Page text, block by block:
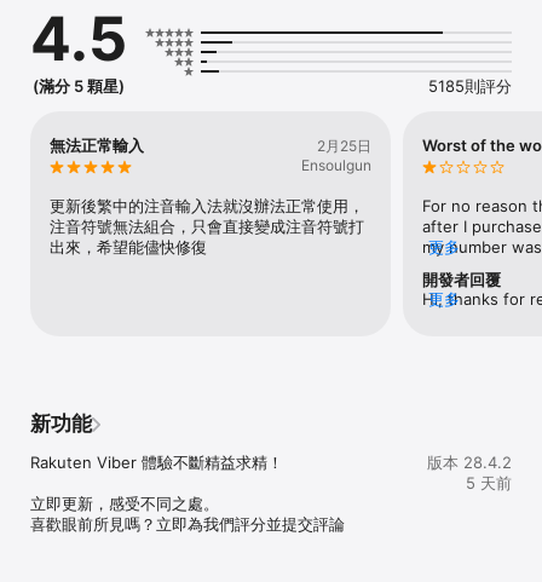
免費撥打語音與視訊通話
能與世界各地的人暢享無限互打的免費 Viber 通話。您可以同時與最
多達 60 人進行通話！更是與親朋好友及同事保持聯繫的絕佳方式 :)
體驗端對端加密
訊期間的訊息全都保密。無論是誰，都不能讀取您的訊息，連
Rakuten Viber 也不例外。
使用 Viber Out  撥打室內電話既經濟又實惠
使用 Viber Out 經濟實惠的國際電話服務，可以撥打任何室內電話或
手機。訂閱 Viber Out 以撥打電話至特定目的地，或選擇開放式方案
Personalize your chats! 揮灑創意，運用有趣、詼諧和美化的
Viber 鏡頭特效。還有 GIF 與超過 55,000 款貼圖供您選擇，甚至可
為每則訊息設定計時器，以在一對一和群組聊天中傳送會自動消失的
訊息。您可以選擇等待訊息回應的時間長度：10 秒、1 分鐘或最久 1
4.5
(滿分 5 顆星) 5185則評分
無法正常輸入
2月25日
Ensoulgun
更新後繁中的注音輸入法就沒辦法正常使用，
注音符號無法組合，只會直接變成注音符號打
出來，希望能儘快修復
Worst of the
For no reason
after I
my number
that I was a
contacted their
Bot, for
questions and
but they
let me try.
更多
開發者回覆
Hi, thanks for
更多
新功能
Rakuten Viber 體驗不斷精益求精！
立即更新，感受不同之處。
喜歡眼前所見嗎？立即為我們評分並提交評論
版本 28.4.2
5 天前